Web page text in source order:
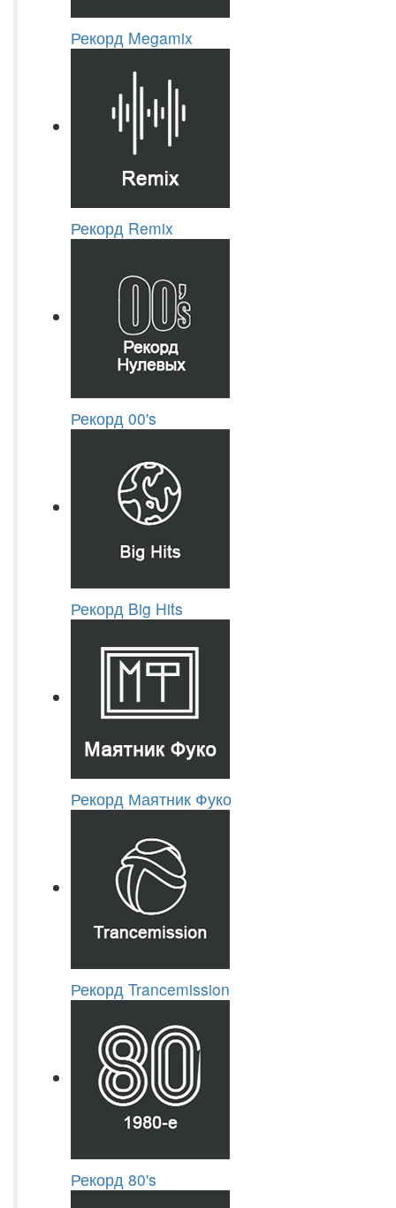
Рекорд Megamix
Рекорд Remix
Рекорд 00's
Рекорд Big Hits
Рекорд Маятник Фуко
Рекорд Trancemission
Рекорд 80's